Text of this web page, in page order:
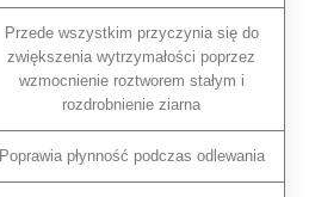
Przede wszystkim przyczynia się do
zwiększenia wytrzymałości poprzez
wzmocnienie roztworem stałym i
rozdrobnienie ziarna
Poprawia płynność podczas odlewania